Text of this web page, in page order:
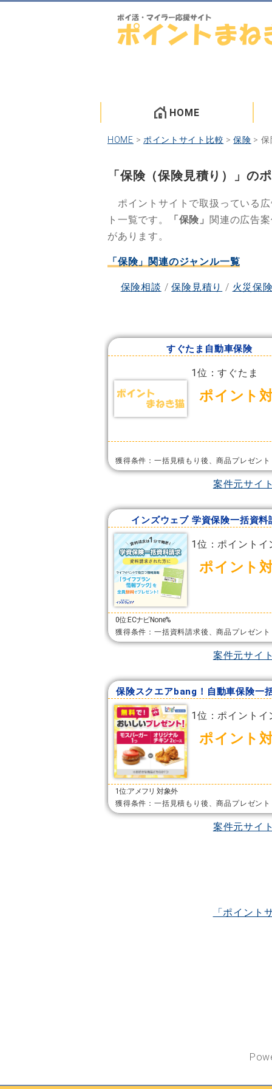
HOME
HOME > ポイントサイト比較 >保険 > 保
「保険（保険見積り）」の
ポイントサイトで取扱っている
ト一覧です。
「保険」 関連の広告
があります。
「保険」関連のジャンル一覧
保険相談 /保険見積り / 火災保
すぐたま自動車保険
1位：すぐたま
ポイント
獲得条件：一括見積もり後、商品プレゼント
案件元サイ
インズウェブ 学資保険一括資料
1位：ポイントイ
ポイント
0位:ECナビNone%
獲得条件：一括資料請求後、商品プレゼント
案件元サイ
保険スクエアbang！自動車保険一
1位：ポイントイ
ポイント
1位:アメフリ 対象外
獲得条件：一括見積もり後、商品プレゼント
案件元サイ
「ポイント